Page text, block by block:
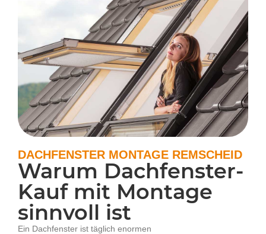
DACHFENSTER MONTAGE REMSCHEID
Warum Dachfenster-
Kauf mit Montage
sinnvoll ist
Ein Dachfenster ist täglich enormen